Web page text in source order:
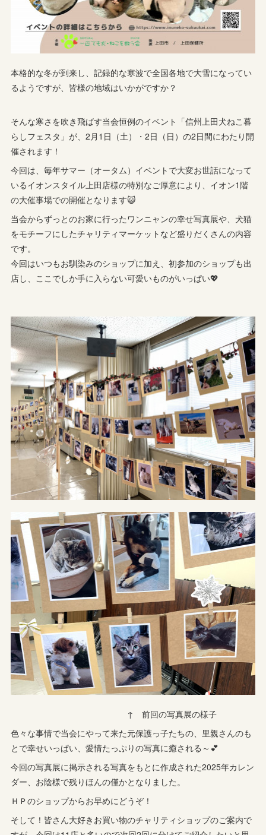
本格的な冬が到来し、記録的な寒波で全国各地で大雪になってい
るようですが、皆様の地域はいかがですか？
そんな寒さを吹き飛ばす当会恒例のイベント「信州上田犬ねこ暮
らしフェスタ」が、2月1日（土）・2日（日）の2日間にわたり開
催されます！
今回は、毎年サマー（オータム）イベントで大変お世話になって
いるイオンスタイル上田店様の特別なご厚意により、イオン1階
の大催事場での開催となります😺
当会からずっとのお家に行ったワンニャンの幸せ写真展や、犬猫
をモチーフにしたチャリティマーケットなど盛りだくさんの内容
です。
今回はいつもお馴染みのショップに加え、初参加のショップも出
店し、ここでしか手に入らない可愛いものがいっぱい💖
↑ 前回の写真展の様子
色々な事情で当会にやって来た元保護っ子たちの、里親さんのも
とで幸せいっぱい、愛情たっぷりの写真に癒される～💕
今回の写真展に掲示される写真をもとに作成された2025年カレン
ダー、お陰様で残りほんの僅かとなりました。
ＨＰのショップからお早めにどうぞ！
そして！皆さん大好きお買い物のチャリティショップのご案内で